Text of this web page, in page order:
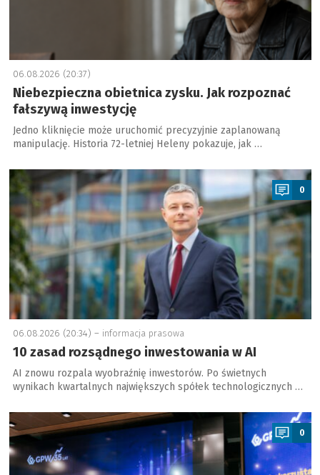
06.08.2026 (20:37)
Niebezpieczna obietnica zysku. Jak rozpoznać
fałszywą inwestycję
Jedno kliknięcie może uruchomić precyzyjnie zaplanowaną
manipulację. Historia 72-letniej Heleny pokazuje, jak …
a
0
06.08.2026 (20:34) – informacja prasowa
10 zasad rozsądnego inwestowania w AI
AI znowu rozpala wyobraźnię inwestorów. Po świetnych
wynikach kwartalnych największych spółek technologicznych …
a
0